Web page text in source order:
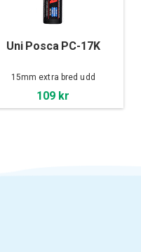
Uni Posca PC-17K
15mm extra bred udd
109 kr